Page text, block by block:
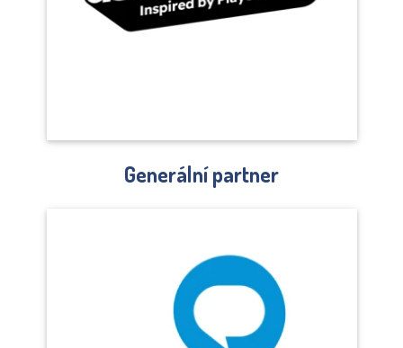
Generální partner